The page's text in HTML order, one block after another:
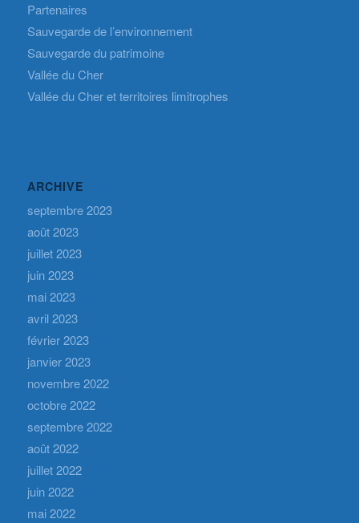
Partenaires
Sauvegarde de l’environnement
Sauvegarde du patrimoine
Vallée du Cher
Vallée du Cher et territoires limitrophes
ARCHIVE
septembre 2023
août 2023
juillet 2023
juin 2023
mai 2023
avril 2023
février 2023
janvier 2023
novembre 2022
octobre 2022
septembre 2022
août 2022
juillet 2022
juin 2022
mai 2022